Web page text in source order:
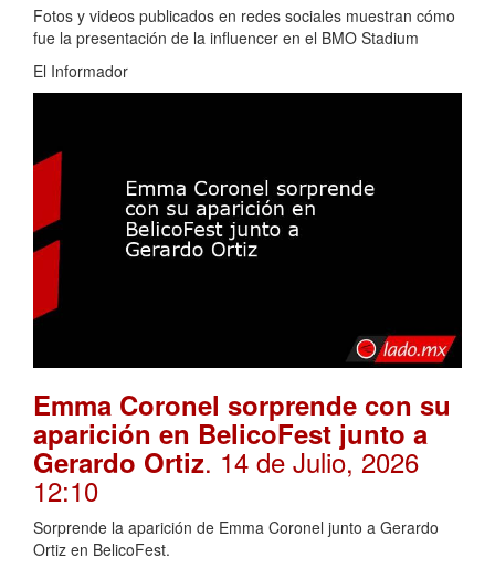
Fotos y videos publicados en redes sociales muestran cómo
fue la presentación de la influencer en el BMO Stadium
El Informador
Emma Coronel sorprende con su
aparición en BelicoFest junto a
Gerardo Ortiz. 14 de Julio, 2026
12:10
Sorprende la aparición de Emma Coronel junto a Gerardo
Ortiz en BelicoFest.